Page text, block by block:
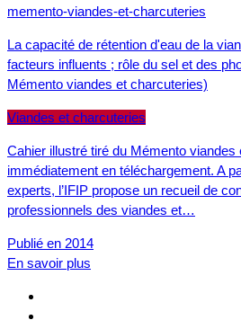
La capacité de rétention d'eau de la
facteurs influents ; rôle du sel et des
Mémento viandes et charcuteries)
Viandes et charcuteries
Cahier illustré tiré du Mémento
immédiatement en téléchargement. A
experts, l’IFIP propose un recueil de
professionnels des viandes et…
Publié en 2014
En savoir plus